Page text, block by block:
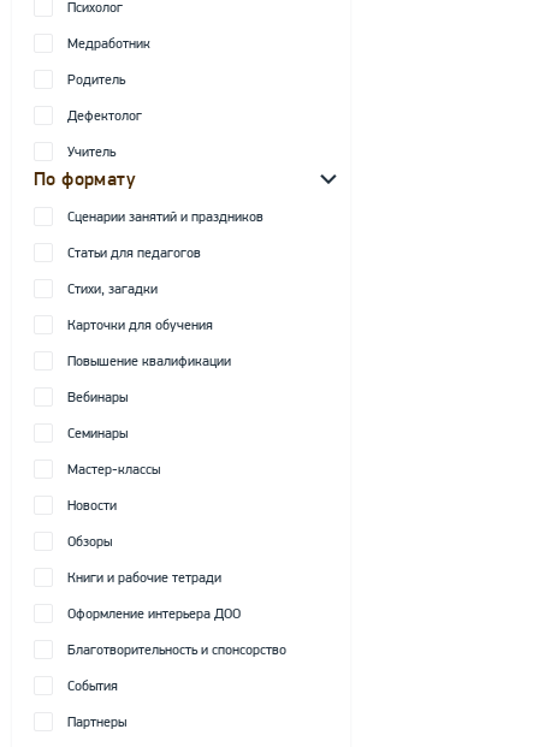
Психолог
Медработник
Родитель
Дефектолог
Учитель
По формату
Сценарии занятий и праздников
Статьи для педагогов
Стихи, загадки
Карточки для обучения
Повышение квалификации
Вебинары
Семинары
Мастер-классы
Новости
Обзоры
Книги и рабочие тетради
Оформление интерьера ДОО
Благотворительность и спонсорство
События
Партнеры